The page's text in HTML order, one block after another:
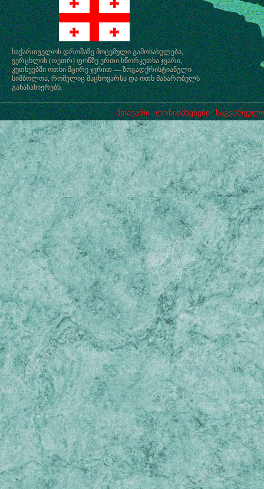
საქართველოს დროშაზე მოცემული გამოსახულება,
ვერცხლის (თეთრ) ფონზე ერთი სწორკუთხა ჯვარი,
კუთხეებში ოთხი მცირე ჯვრით — ზოგადქრისტიანული
სიმბოლოა, რომელიც მაცხოვარსა და ოთხ მახარობელს
განასახიერებს.
მთავარი ღონისძიებები